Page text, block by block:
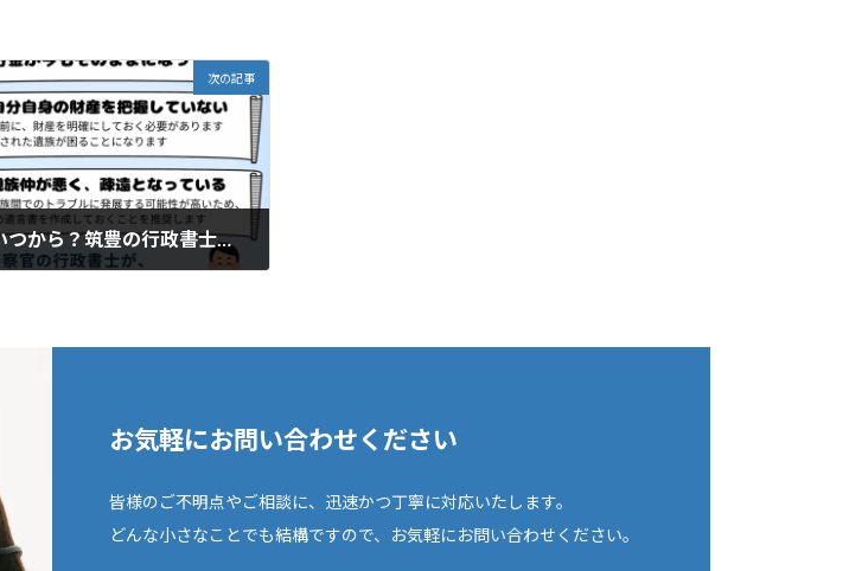
次の記事
相続の準備はいつから？筑豊の行政書士が解説
お気軽にお問い合わせください
皆様のご不明点やご相談に、迅速かつ丁寧に対応いたします。
どんな小さなことでも結構ですので、お気軽にお問い合わせください。